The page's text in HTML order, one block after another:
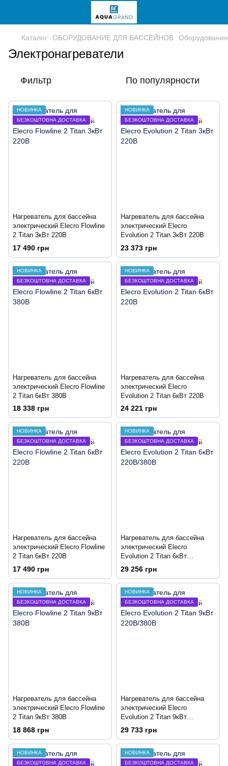
Каталог ОБОРУДОВАНИЕ ДЛЯ БАССЕЙНОВ
Электронагреватели
Фильтр По популярности
НОВИНКА
БЕЗКОШТОВНА ДОСТАВКА
Нагреватель для бассейна
электрический Elecro Flowline
2 Titan 3кВт 220В
17 490 грн
НОВИНКА
БЕЗКОШТОВНА ДОСТАВКА
Нагреватель для бассейна
электрический Elecro
Evolution 2 Titan 3кВт 220В
23 373 грн
НОВИНКА
БЕЗКОШТОВНА ДОСТАВКА
Нагреватель для бассейна
электрический Elecro Flowline
2 Titan 6кВт 380В
18 338 грн
НОВИНКА
БЕЗКОШТОВНА ДОСТАВКА
Нагреватель для бассейна
электрический Elecro
Evolution 2 Titan 6кВт 220В
24 221 грн
НОВИНКА
БЕЗКОШТОВНА ДОСТАВКА
Нагреватель для бассейна
электрический Elecro Flowline
2 Titan 6кВт 220В
17 490 грн
НОВИНКА
БЕЗКОШТОВНА ДОСТАВКА
Нагреватель для бассейна
электрический Elecro
Evolution 2 Titan 6кВт
220В/380В
29 256 грн
НОВИНКА
БЕЗКОШТОВНА ДОСТАВКА
Нагреватель для бассейна
электрический Elecro Flowline
2 Titan 9кВт 380В
18 868 грн
НОВИНКА
БЕЗКОШТОВНА ДОСТАВКА
Нагреватель для бассейна
электрический Elecro
Evolution 2 Titan 9кВт
220В/380В
29 733 грн
НОВИНКА
БЕЗКОШТОВНА ДОСТАВКА
НОВИНКА
БЕЗКОШТОВНА ДОСТАВКА